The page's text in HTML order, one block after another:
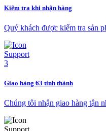
Kiểm tra khi nhận hàng
Quý khách được kiểm tra sản
Giao hàng 63 tỉnh thành
Chúng tôi nhận giao hàng tận